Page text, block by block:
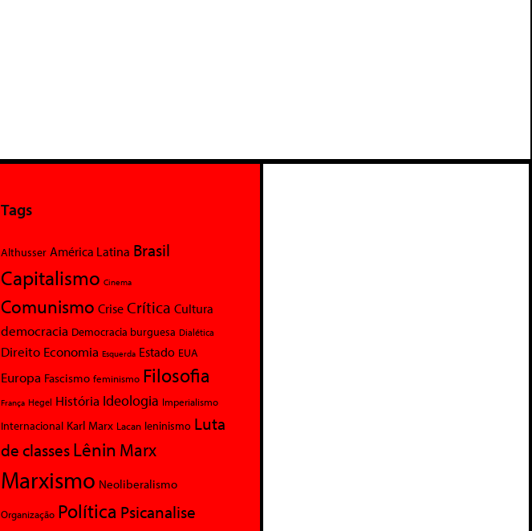
Tags
Althusser América Latina Brasil
Capitalismo Cinema
Comunismo Crise Crítica Cultura
democracia Democracia burguesa Dialética
Direito Economia Esquerda Estado EUA
Europa Fascismo feminismo Filosofia
França Hegel História Ideologia Imperialismo
Internacional Karl Marx Lacan leninismo Luta
de classesLênin Marx
Marxismo Neoliberalismo
Organização Política Psicanalise